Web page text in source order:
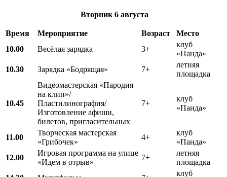
Вторник 6 августа
Время Мероприятие Возраст
Место
10.00
Весёлая зарядка 3+
клуб
«Панда»
10.30
Зарядка «Бодрящая» 7+
летняя
площадка
10.45
Видеомастерская «Пародия
на клип»/
Пластилинография/
Изготовление афиши,
билетов, пригласительных
7+
клуб
«Панда»
11.00
Творческая мастерская
«Грибочек»
4+
клуб
«Панда»
12.00
Игровая программа на улице
«Идем в отрыв»
7+
летняя
площадка
клуб